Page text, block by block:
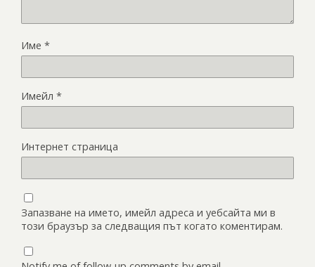
Име *
Имейл *
Интернет страница
Запазване на името, имейл адреса и уебсайта ми в
този браузър за следващия път когато коментирам.